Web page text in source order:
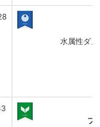
水属性ダ
フ